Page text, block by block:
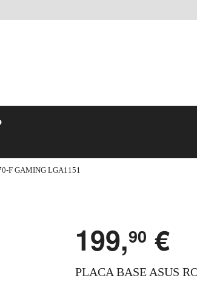
F GAMING LGA1151
199,90 €
PLACA BASE ASUS